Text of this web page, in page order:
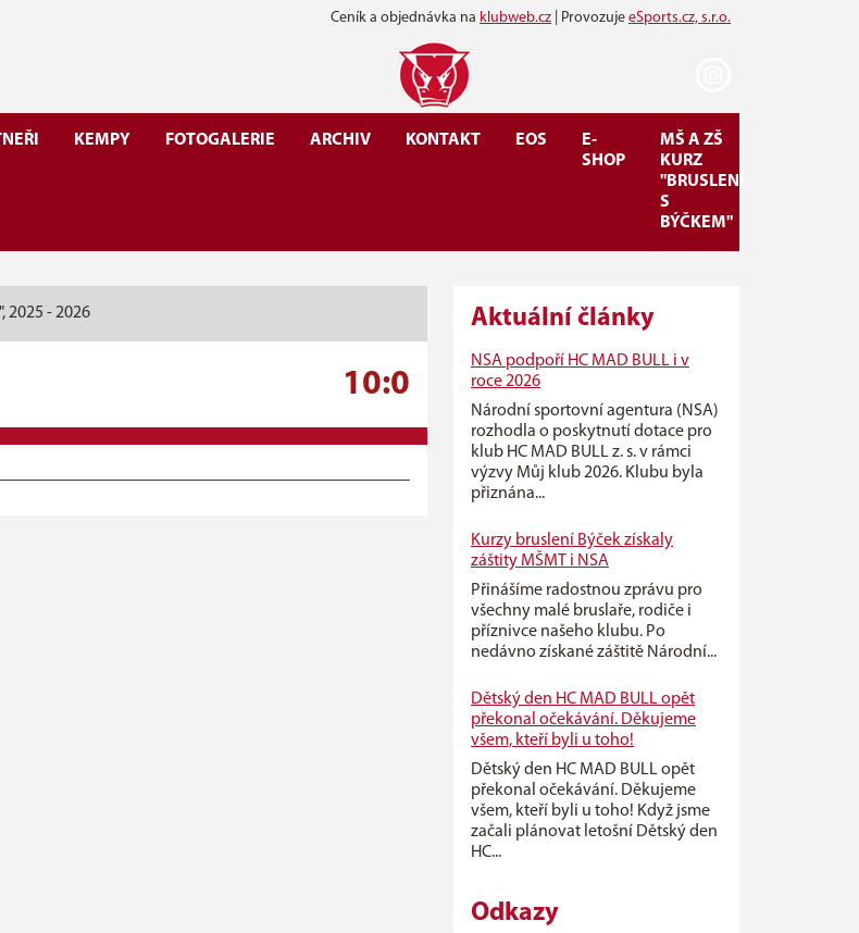
Ceník a objednávka na klubweb.cz | Provozuje eSports.cz, s.r.o.
KEMPY FOTOGALERIE ARCHIV KONTAKT EOS
E-
SHOP
MŠ A ZŠ
KURZ
"BRUSLENÍ
S
BÝČKEM"
2025 - 2026
10:0
Aktuální články
NSA podpoří HC MAD BULL i v
roce 2026
Národní sportovní agentura (NSA)
rozhodla o poskytnutí dotace pro
klub HC MAD BULL z. s. v rámci
výzvy Můj klub 2026. Klubu byla
přiznána...
Kurzy bruslení Býček získaly
záštity MŠMT i NSA
Přinášíme radostnou zprávu pro
všechny malé bruslaře, rodiče i
příznivce našeho klubu. Po
nedávno získané záštitě Národní...
Dětský den HC MAD BULL opět
překonal očekávání. Děkujeme
všem, kteří byli u toho!
Dětský den HC MAD BULL opět
překonal očekávání. Děkujeme
všem, kteří byli u toho! Když jsme
začali plánovat letošní Dětský den
HC...
Odkazy